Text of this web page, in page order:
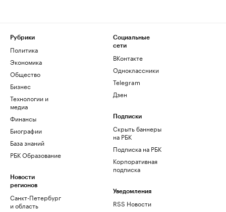
Рубрики
Политика
Экономика
Общество
Бизнес
Технологии и
медиа
Финансы
Биографии
База знаний
РБК Образование
Новости
регионов
Санкт-Петербург
и область
Социальные
сети
ВКонтакте
Одноклассники
Telegram
Дзен
Подписки
Скрыть баннеры
на РБК
Подписка на РБК
Корпоративная
подписка
Уведомления
RSS Новости